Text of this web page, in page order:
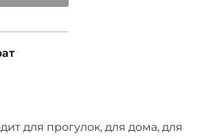
для прогулок, для дома, для